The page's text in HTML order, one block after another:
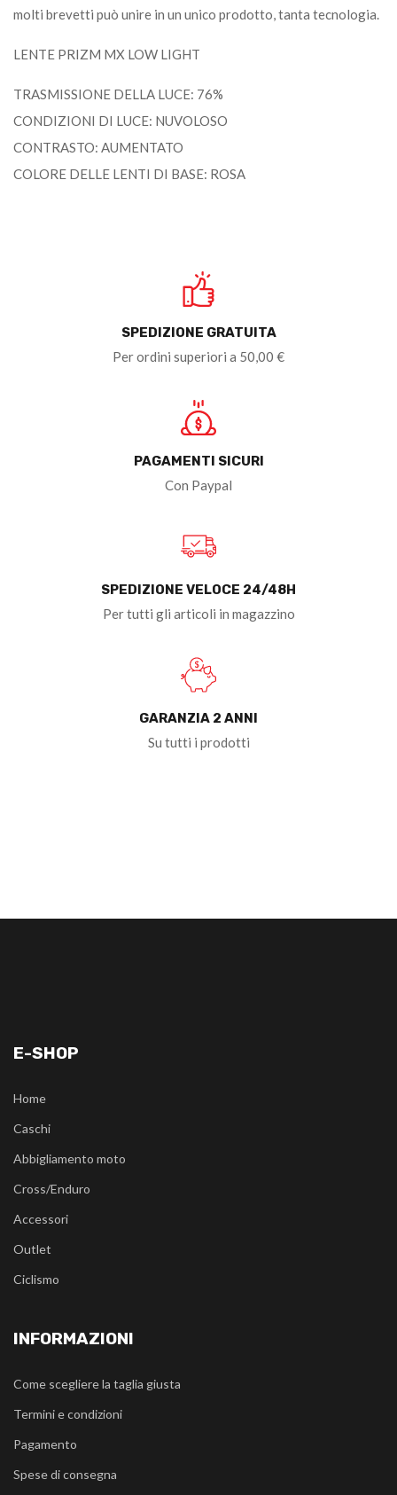
molti brevetti può unire in un unico prodotto, tanta tecnologia.
LENTE PRIZM MX LOW LIGHT
TRASMISSIONE DELLA LUCE: 76%
CONDIZIONI DI LUCE: NUVOLOSO
CONTRASTO: AUMENTATO
COLORE DELLE LENTI DI BASE: ROSA
SPEDIZIONE GRATUITA
Per ordini superiori a 50,00 €
PAGAMENTI SICURI
Con Paypal
SPEDIZIONE VELOCE 24/48H
Per tutti gli articoli in magazzino
GARANZIA 2 ANNI
Su tutti i prodotti
E-SHOP
Home
Caschi
Abbigliamento moto
Cross/Enduro
Accessori
Outlet
Ciclismo
INFORMAZIONI
Come scegliere la taglia giusta
Termini e condizioni
Pagamento
Spese di consegna